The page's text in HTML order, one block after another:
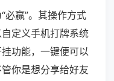
必赢”。其操作方式
定义手机打牌系统
功能，一键便可以
你是想分享给好友